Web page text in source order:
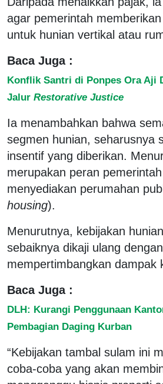
agar pemerintah
untuk hunian vertikal atau
Baca Juga :
Konflik Santri di Ponpes Ora Aji
Jalur Restorative Justice
Ia menambahkan bahwa
segmen hunian, seharusnya
insentif yang diberikan.
merupakan peran
menyediakan perumahan
housing).
Menurutnya, kebijakan
sebaiknya dikaji ulang
mempertimbangkan dampak
Baca Juga :
DLH: Kurangi Penggunaan
Pembagian Daging Kurban
“Kebijakan tambal sulam ini
coba-coba yang akan